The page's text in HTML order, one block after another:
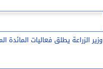
وزير الزراعة يطلق فعاليات